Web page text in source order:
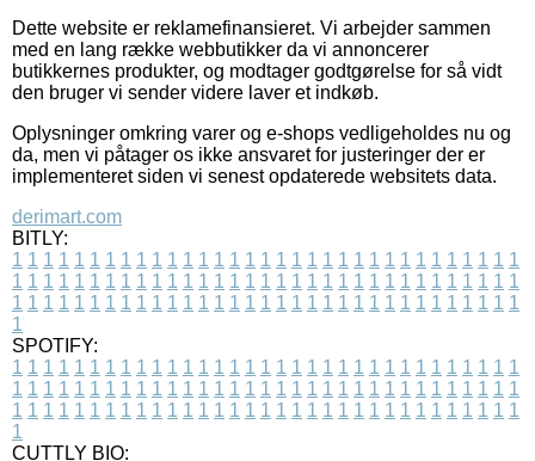
Dette website er reklamefinansieret. Vi arbejder sammen
med en lang række webbutikker da vi annoncerer
butikkernes produkter, og modtager godtgørelse for så vidt
den bruger vi sender videre laver et indkøb.
Oplysninger omkring varer og e-shops vedligeholdes nu og
da, men vi påtager os ikke ansvaret for justeringer der er
implementeret siden vi senest opdaterede websitets data.
derimart.com
BITLY:
1 1 1 1 1 1 1 1 1 1 1 1 1 1 1 1 1 1 1 1 1 1 1 1 1 1 1 1 1 1 1 1 1
1 1 1 1 1 1 1 1 1 1 1 1 1 1 1 1 1 1 1 1 1 1 1 1 1 1 1 1 1 1 1 1 1
1 1 1 1 1 1 1 1 1 1 1 1 1 1 1 1 1 1 1 1 1 1 1 1 1 1 1 1 1 1 1 1 1
1
SPOTIFY:
1 1 1 1 1 1 1 1 1 1 1 1 1 1 1 1 1 1 1 1 1 1 1 1 1 1 1 1 1 1 1 1 1
1 1 1 1 1 1 1 1 1 1 1 1 1 1 1 1 1 1 1 1 1 1 1 1 1 1 1 1 1 1 1 1 1
1 1 1 1 1 1 1 1 1 1 1 1 1 1 1 1 1 1 1 1 1 1 1 1 1 1 1 1 1 1 1 1 1
1
CUTTLY BIO: